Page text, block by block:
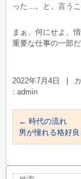
った…。と、言う
まぁ、何にせよ、
重要な仕事の一部
2022年7月4日
: admin
← 時代の流れ
男が憧れる格好良